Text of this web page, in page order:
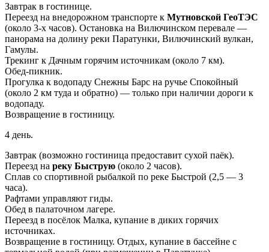
Завтрак в гостинице.
Переезд на внедорожном транспорте к Мутновской ГеоТЭС
(около 3-х часов). Остановка на Вилючинском перевале —
панорама на долину реки Паратунки, Вилючинский вулкан,
Гамулы.
Трекинг к Дачным горячим источникам (около 7 км).
Обед-пикник.
Прогулка к водопаду Снежны Барс на ручье Спокойный
(около 2 км туда и обратно) — только при наличии дороги к
водопаду.
Возвращение в гостиницу.
4 день.
Завтрак (возможно гостиница предоставит сухой паёк).
Переезд на реку Быструю (около 2 часов).
Сплав со спортивной рыбалкой по реке Быстрой (2,5 — 3
часа).
Рафтами управляют гиды.
Обед в палаточном лагере.
Переезд в посёлок Малка, купание в диких горячих
источниках.
Возвращение в гостиницу. Отдых, купание в бассейне с